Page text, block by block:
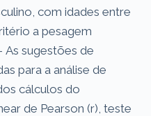
com idades entre
a pesagem
As sugestões de
para a análise de
cálculos do
de Pearson (r), teste